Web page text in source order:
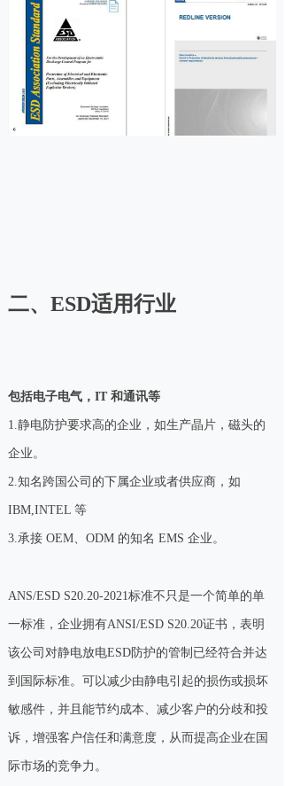
二、ESD适用行业
包括电子电气，IT 和通讯等
1.静电防护要求高的企业，如生产晶片，磁头的
企业。
2.知名跨国公司的下属企业或者供应商，如
IBM,INTEL 等
3.承接 OEM、ODM 的知名 EMS 企业。
ANS/ESD S20.20-2021标准不只是一个简单的单
一标准，企业拥有ANSI/ESD S20.20证书，表明
该公司对静电放电ESD防护的管制已经符合并达
到国际标准。可以减少由静电引起的损伤或损坏
敏感件，并且能节约成本、减少客户的分歧和投
诉，增强客户信任和满意度，从而提高企业在国
际市场的竞争力。